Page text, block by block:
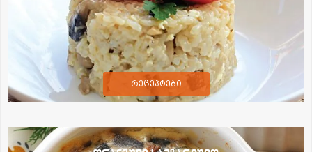
რეცეპტები